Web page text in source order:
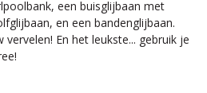
een buisglijbaan met
en een bandenglijbaan.
En het leukste... gebruik je